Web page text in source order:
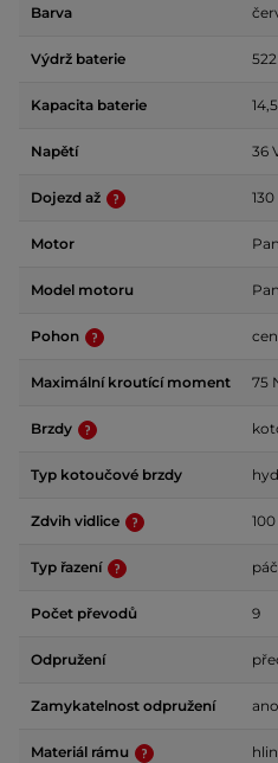
Barva
Výdrž baterie
Kapacita baterie
Napětí 36
Dojezd až
Motor
Model motoru
Pohon
Maximální kroutící moment 75
Brzdy
Typ kotoučové brzdy
Zdvih vidlice
Typ řazení
Počet převodů 9
Odpružení
Zamykatelnost odpružení ano
Materiál rámu